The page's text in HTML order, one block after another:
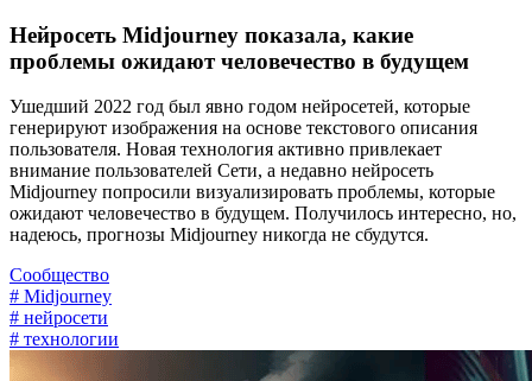
Нейросеть Midjourney показала, какие
проблемы ожидают человечество в будущем
Ушедший 2022 год был явно годом нейросетей, которые
генерируют изображения на основе текстового описания
пользователя. Новая технология активно привлекает
внимание пользователей Сети, а недавно нейросеть
Midjourney попросили визуализировать проблемы, которые
ожидают человечество в будущем. Получилось интересно, но,
надеюсь, прогнозы Midjourney никогда не сбудутся.
Сообщество
# Midjourney
# нейросети
# технологии